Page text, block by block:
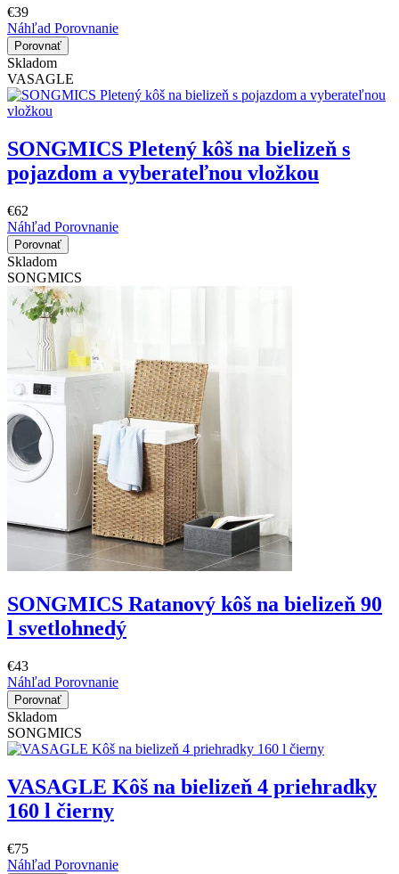
€39
Náhľad Porovnanie
Porovnať
Skladom
VASAGLE
SONGMICS Pletený kôš na bielizeň s
pojazdom a vyberateľnou vložkou
€62
Náhľad Porovnanie
Porovnať
Skladom
SONGMICS
SONGMICS Ratanový kôš na bielizeň 90
l svetlohnedý
€43
Náhľad Porovnanie
Porovnať
Skladom
SONGMICS
VASAGLE Kôš na bielizeň 4 priehradky
160 l čierny
€75
Náhľad Porovnanie